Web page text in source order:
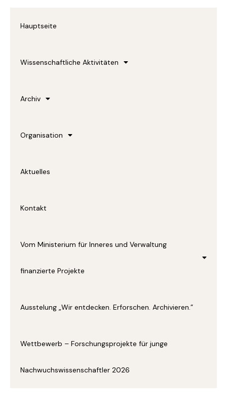
f
Hauptseite
Wissenschaftliche Aktivitäten
Archiv
Organisation
Aktuelles
Kontakt
Vom Ministerium für Inneres und Verwaltung
finanzierte Projekte
Ausstelung „Wir entdecken. Erforschen. Archivieren.”
Wettbewerb – Forschungsprojekte für junge
Nachwuchswissenschaftler 2026